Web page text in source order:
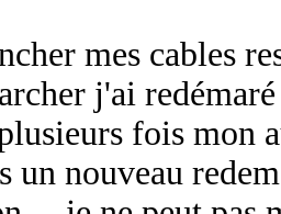
mes cables
j'ai
fois mon
un nouveau